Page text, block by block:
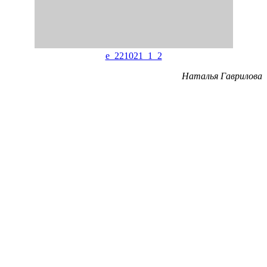
e_221021_1_2
Наталья Гаврилова